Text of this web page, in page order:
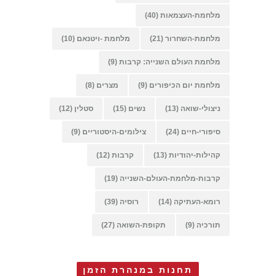
מלחמת-העצמאות (40)
מלחמת-השחרור (21) מלחמת -ויטנאם (10)
מלחמת העולם השנייה: קרבות (9)
מלחמת יום הכיפורים (9) מצרים (8)
ניצולי-שואה (13) נשים (15) סטלין (12)
סיפורי-חיים (24) צילומים-היסטוריים (9)
קהילות-יהודיות (13) קרבות (12)
קרבות-מלחמת-העולם-השנייה (19)
רומא-העתיקה (14) רוסיה (39)
תורכיה (9) תקופת-השואה (27)
תחנות במנהרת הזמן